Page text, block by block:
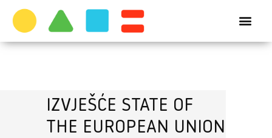
IZVJEŠĆE STATE OF
THE EUROPEAN UNION